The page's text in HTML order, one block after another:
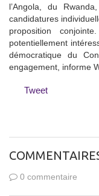
l’Angola, du
candidatures
proposition
potentiellement
démocratique du
engagement, informe
Tweet
0 commentaire